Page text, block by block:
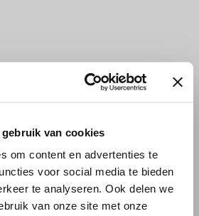
van cookies
om content en advertenties te
voor social media te bieden
te analyseren. Ook delen we
van onze site met onze
XL XXL
BEI STUDIO
von einem anderen Land aus